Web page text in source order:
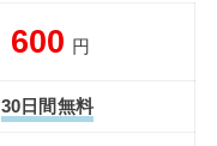
600 円
30日間無料